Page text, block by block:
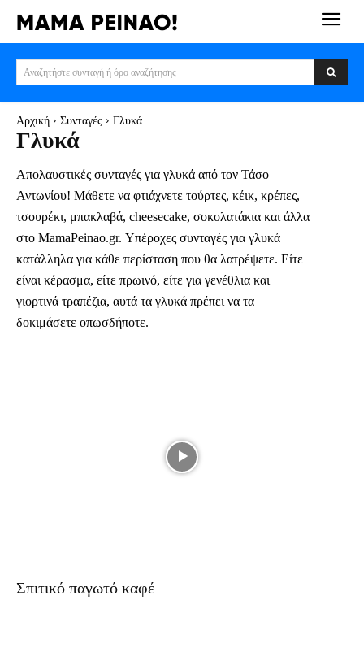
Αναζητήστε συνταγή ή όρο αναζήτησης
Αρχική Συνταγές Γλυκά
Γλυκά
Απολαυστικές συνταγές για γλυκά από τον Τάσο
Αντωνίου! Μάθετε να φτιάχνετε τούρτες, κέικ, κρέπες,
τσουρέκι, μπακλαβά, cheesecake, σοκολατάκια και άλλα
στο MamaPeinao.gr. Υπέροχες συνταγές για γλυκά
κατάλληλα για κάθε περίσταση που θα λατρέψετε. Είτε
είναι κέρασμα, είτε πρωινό, είτε για γενέθλια και
γιορτινά τραπέζια, αυτά τα γλυκά πρέπει να τα
δοκιμάσετε οπωσδήποτε.
Σπιτικό παγωτό καφέ